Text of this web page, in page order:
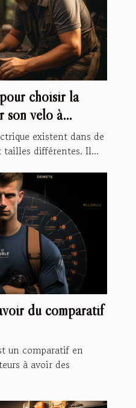
choisir la
son vélo à
existent dans de
tailles différentes. Il...
du comparatif
un comparatif en
à avoir des